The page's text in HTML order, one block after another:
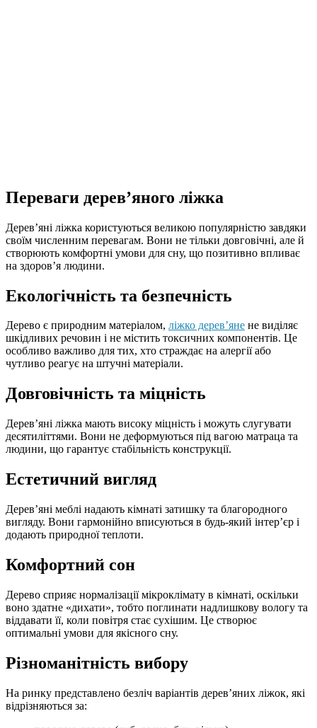
Переваги дерев’яного ліжка
Дерев’яні ліжка користуються великою популярністю завдяки
своїм численним перевагам. Вони не тільки довговічні, але й
створюють комфортні умови для сну, що позитивно впливає
на здоров’я людини.
Екологічність та безпечність
Дерево є природним матеріалом, ліжко дерев’яне не виділяє
шкідливих речовин і не містить токсичних компонентів. Це
особливо важливо для тих, хто страждає на алергії або
чутливо реагує на штучні матеріали.
Довговічність та міцність
Дерев’яні ліжка мають високу міцність і можуть слугувати
десятиліттями. Вони не деформуються під вагою матраца та
людини, що гарантує стабільність конструкції.
Естетичний вигляд
Дерев’яні меблі надають кімнаті затишку та благородного
вигляду. Вони гармонійно вписуються в будь-який інтер’єр і
додають природної теплоти.
Комфортний сон
Дерево сприяє нормалізації мікроклімату в кімнаті, оскільки
воно здатне «дихати», тобто поглинати надлишкову вологу та
віддавати її, коли повітря стає сухішим. Це створює
оптимальні умови для якісного сну.
Різноманітність вибору
На ринку представлено безліч варіантів дерев’яних ліжок, які
відрізняються за: